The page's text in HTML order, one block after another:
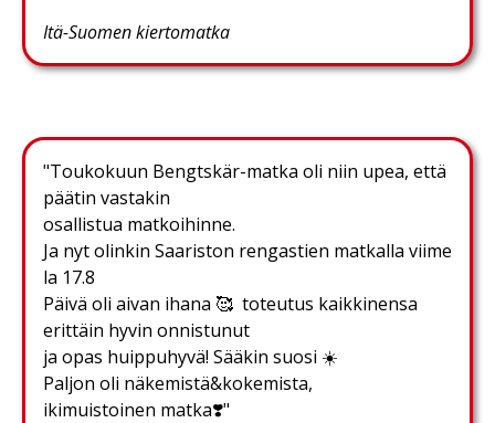
Itä-Suomen kiertomatka
"Toukokuun Bengtskär-matka oli niin upea, että
päätin vastakin
osallistua matkoihinne.
Ja nyt olinkin Saariston rengastien matkalla viime
la 17.8
Päivä oli aivan ihana 🥰 toteutus kaikkinensa
erittäin hyvin onnistunut
ja opas huippuhyvä! Sääkin suosi ☀️
Paljon oli näkemistä&kokemista,
ikimuistoinen matka❣️"